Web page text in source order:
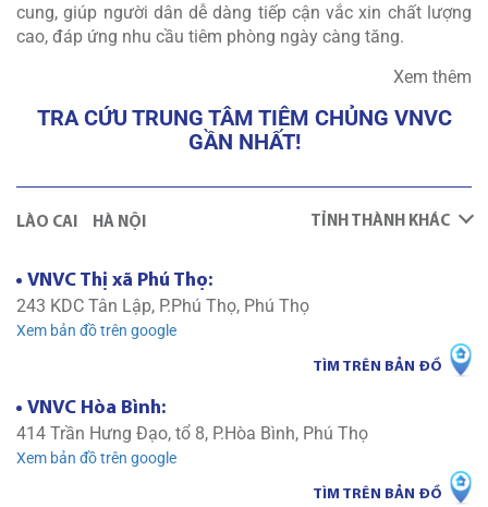
cung, giúp người dân dễ dàng tiếp cận vắc xin chất lượng
cao, đáp ứng nhu cầu tiêm phòng ngày càng tăng.
Xem thêm
TRA CỨU TRUNG TÂM TIÊM CHỦNG VNVC
GẦN NHẤT!
LÀO CAI HÀ NỘI TỈNH THÀNH KHÁC
VNVC Thị xã Phú Thọ:
243 KDC Tân Lập, P.Phú Thọ, Phú Thọ
Xem bản đồ trên google
TÌM TRÊN BẢN ĐỒ
VNVC Hòa Bình:
414 Trần Hưng Đạo, tổ 8, P.Hòa Bình, Phú Thọ
Xem bản đồ trên google
TÌM TRÊN BẢN ĐỒ